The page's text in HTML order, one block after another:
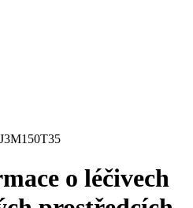
krve
o léčivech